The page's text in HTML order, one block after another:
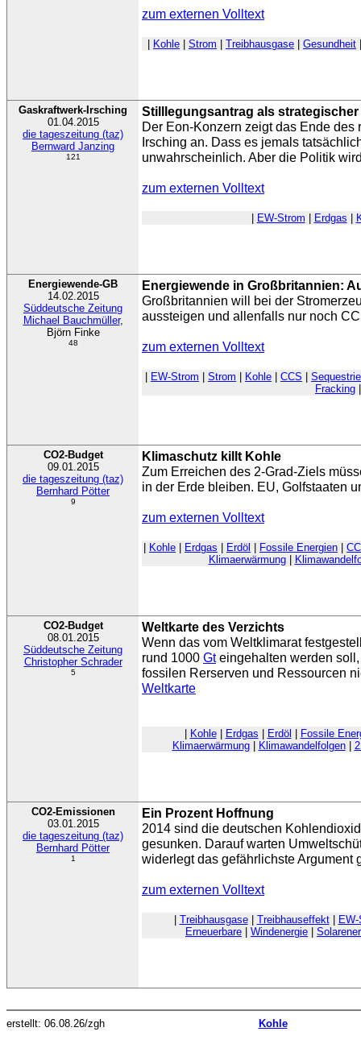
zum externen Volltext
Kohle Strom Treibhausgase Gesundheit
Gaskraftwerk-Irsching
01.04.2015
die tageszeitung (taz)
Bernward Janzing
121
Stilllegungsantrag als strategischer
Der Eon-Konzern zeigt das Ende des
Irsching an. Dass es jemals
unwahrscheinlich. Aber die Politik
zum externen Volltext
EW-Strom Erdgas
Energiewende-GB
14.02.2015
Süddeutsche Zeitung
Michael Bauchmüller,
Björn Finke
48
Energiewende in Großbritannien:
Großbritannien will bei der
aussteigen und allenfalls nur noch
zum externen Volltext
EW-Strom Strom Kohle CCS
Fracking
CO2-Budget
09.01.2015
die tageszeitung (taz)
Bernhard Pötter
9
Klimaschutz killt Kohle
Zum Erreichen des 2-Grad-Ziels
in der Erde bleiben. EU, Golfstaaten
zum externen Volltext
Kohle Erdgas Erdöl Fossile Energien
Klimaerwärmung|
CO2-Budget
08.01.2015
Süddeutsche Zeitung
Christopher Schrader
5
Weltkarte des Verzichts
Wenn das vom Weltklimarat
rund 1000 Gteingehalten werden
fossilen Rerserven und Ressourcen
Weltkarte
Kohle| Erdgas Erdöl
Fossile
Klimaerwärmung| Klimawandelfolgen|
CO2-Emissionen
03.01.2015
die tageszeitung (taz)
Bernhard Pötter
1
Ein Prozent Hoffnung
2014 sind die deutschen
gesunken. Darauf warten
widerlegt das gefährlichste Argument
zum externen Volltext
Treibhausgase| Treibhauseffekt|
Erneuerbare
Windenergie
erstellt: 06.08.26/zgh Kohle